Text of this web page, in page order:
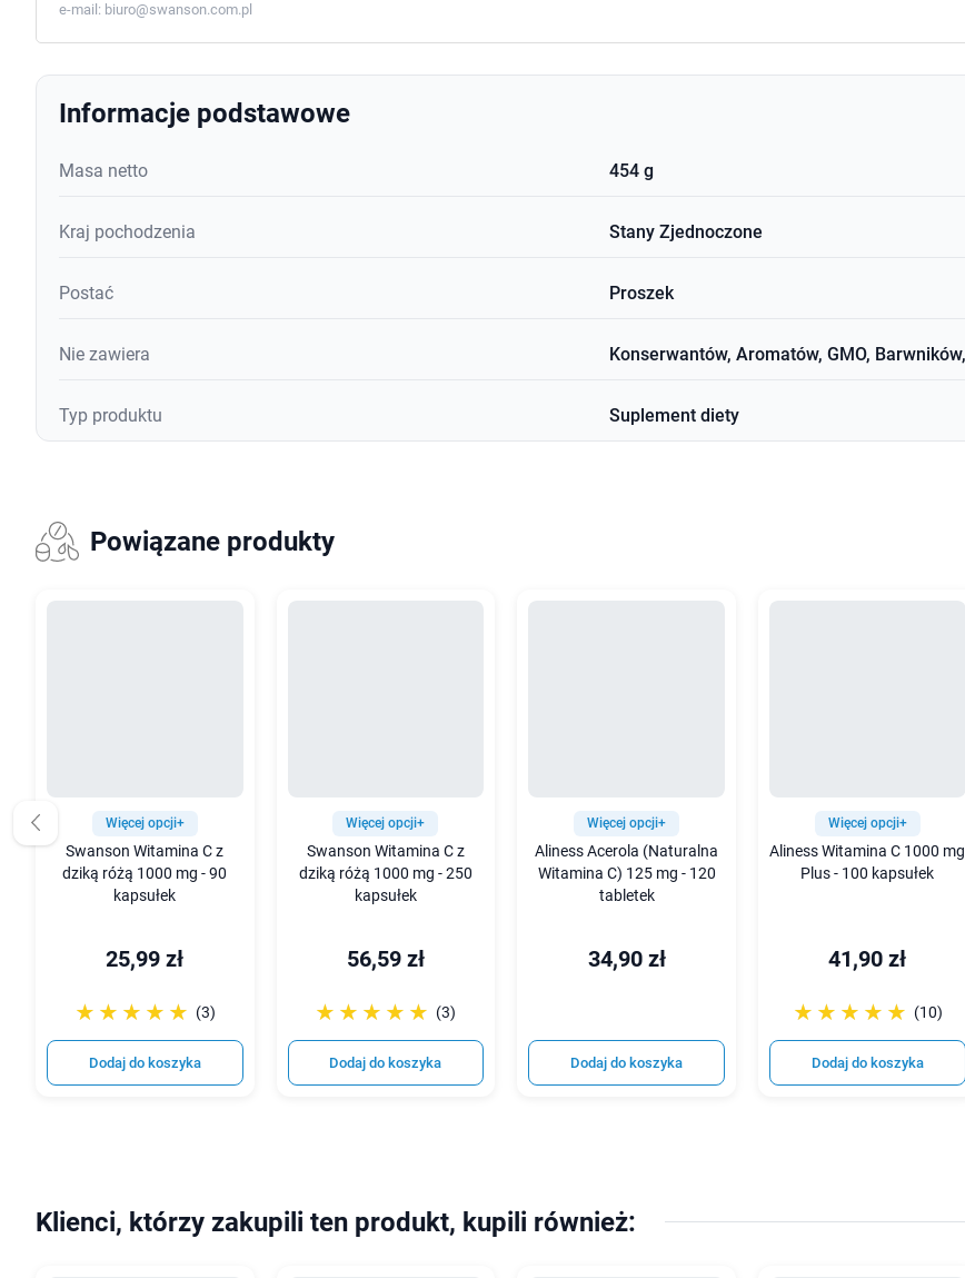
e-mail: biuro@swanson.com.pl
Informacje podstawowe
Masa netto 454 g
Kraj pochodzenia Stany Zjednoczone
Postać Proszek
Nie zawiera Konserwantów, Aromatów, GMO,
Typ produktu Suplement diety
Powiązane produkty
Więcej opcji+
Swanson Witamina C z
dziką różą 1000 mg - 90
kapsułek
25,99 zł
☆☆☆☆☆
★★★★★ (3)
Dodaj do koszyka
Więcej opcji+
Swanson Witamina C z
dziką różą 1000 mg - 250
kapsułek
56,59 zł
☆☆☆☆☆
★★★★★ (3)
Dodaj do koszyka
Więcej opcji+
Aliness Acerola (Naturalna
Witamina C) 125 mg - 120
tabletek
34,90 zł
Dodaj do koszyka
Więcej opcji+
Aliness Witamina C 1000 mg
Plus - 100 kapsułek
41,90 zł
☆☆☆☆☆
★★★★★ (10)
Dodaj do koszyka
Klienci, którzy zakupili ten produkt, kupili również: